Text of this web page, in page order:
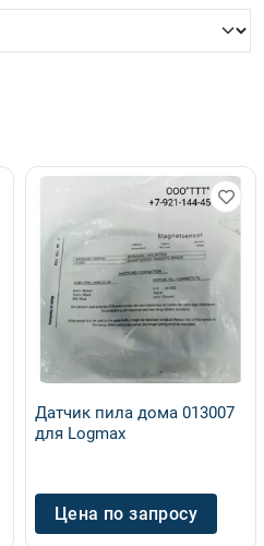
Датчик пила дома 013007
для Logmax
Цена по запросу